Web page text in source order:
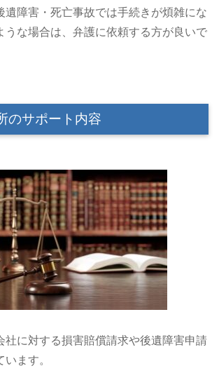
遺障害・死亡事故では手続きが煩雑にな
うな場合は、弁護に依頼する方が良いで
のサポート内容
社に対する損害賠償請求や後遺障害申請
ます。